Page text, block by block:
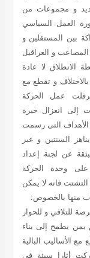
و مجموعات من
العمل السياسي
بين المستقلين و
المصاعب و العراقيل
الانطلاق لا عادة
و تقطع مع
عمل الحركة
إلى انعزال خيرة
الأهداف التى رسمت
السنتين و عبر
عن لجنة إعداد
وحدة الحركة
التشتت فانه لا يمكن
منها بالخصوص:
للتلاقي و للحوار
بمن يطمح إلى بناء
الأساليب البالية
أثارا سيئة في